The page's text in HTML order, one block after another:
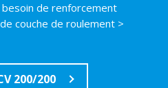
de renforcement
couche de roulement >
200/200